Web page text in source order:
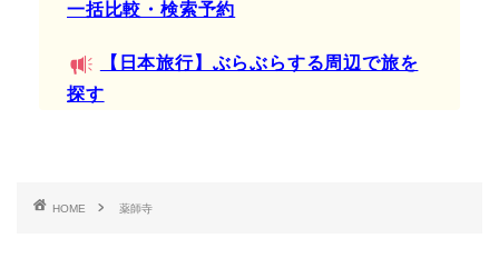
一括比較・検索予約
【日本旅行】ぶらぶらする周辺で旅を
探す
HOME 薬師寺